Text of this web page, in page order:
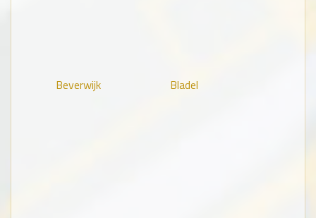
Beverwijk Bladel